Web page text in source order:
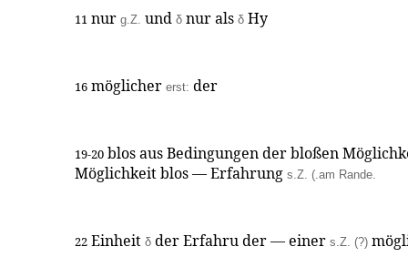
11 nur g.Z. und δ nur als δ Hy
16 möglicher erst: der
19-20 blos aus Bedingungen der bloßen
Möglichkeit blos — Erfahrung s.Z. (.am Rande.
22 Einheit δ der Erfahru der — einer s.Z. (?)